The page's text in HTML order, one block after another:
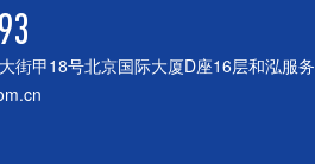
街甲18号北京国际大厦D座16层和泓服